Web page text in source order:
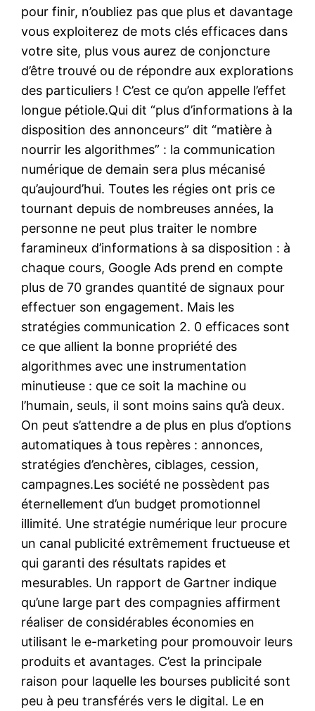
pour finir, n’oubliez pas que plus et davantage
vous exploiterez de mots clés efficaces dans
votre site, plus vous aurez de conjoncture
d’être trouvé ou de répondre aux explorations
des particuliers ! C’est ce qu’on appelle l’effet
longue pétiole.Qui dit “plus d’informations à la
disposition des annonceurs” dit “matière à
nourrir les algorithmes” : la communication
numérique de demain sera plus mécanisé
qu’aujourd’hui. Toutes les régies ont pris ce
tournant depuis de nombreuses années, la
personne ne peut plus traiter le nombre
faramineux d’informations à sa disposition : à
chaque cours, Google Ads prend en compte
plus de 70 grandes quantité de signaux pour
effectuer son engagement. Mais les
stratégies communication 2. 0 efficaces sont
ce que allient la bonne propriété des
algorithmes avec une instrumentation
minutieuse : que ce soit la machine ou
l’humain, seuls, il sont moins sains qu’à deux.
On peut s’attendre a de plus en plus d’options
automatiques à tous repères : annonces,
stratégies d’enchères, ciblages, cession,
campagnes.Les société ne possèdent pas
éternellement d’un budget promotionnel
illimité. Une stratégie numérique leur procure
un canal publicité extrêmement fructueuse et
qui garanti des résultats rapides et
mesurables. Un rapport de Gartner indique
qu’une large part des compagnies affirment
réaliser de considérables économies en
utilisant le e-marketing pour promouvoir leurs
produits et avantages. C’est la principale
raison pour laquelle les bourses publicité sont
peu à peu transférés vers le digital. Le en